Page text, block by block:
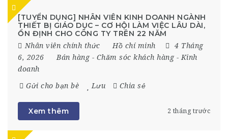
[TUYỂN DỤNG] NHÂN VIÊN KINH DOANH NGÀNH
THIẾT BỊ GIÁO DỤC – CƠ HỘI LÀM VIỆC LÂU DÀI,
ỔN ĐỊNH CHO CÔNG TY TRÊN 22 NĂM
Nhân viên chính thức Hồ chí minh
4 Tháng
6, 2026
Bán hàng- Chăm sóc khách hàng- Kinh
doanh
Gửi cho bạn bè Lưu Chia sẻ
Xem thêm 2 tháng trước